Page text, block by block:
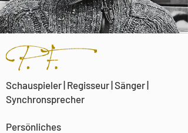
Schauspieler | Regisseur | Sänger |
Synchronsprecher
Persönliches